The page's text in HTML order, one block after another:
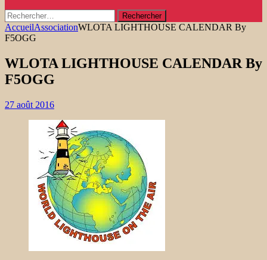
Rechercher :
AccueilAssociationWLOTA LIGHTHOUSE CALENDAR By
F5OGG
WLOTA LIGHTHOUSE CALENDAR By
F5OGG
27 août 2016